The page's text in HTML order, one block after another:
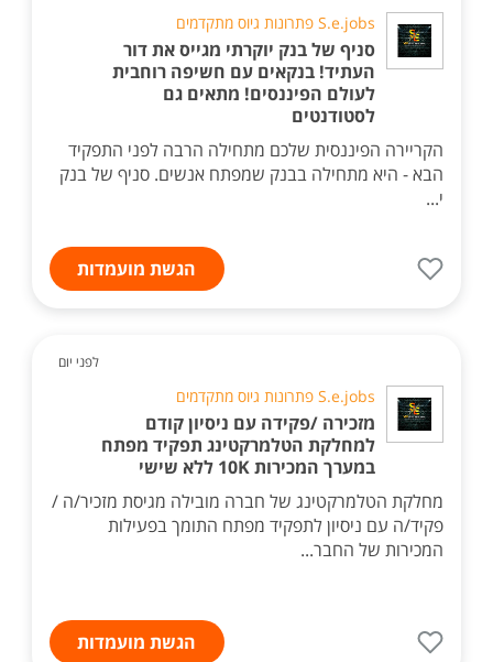
S.e.jobs פתרונות גיוס מתקדמים
סניף של בנק יוקרתי מגייס את דור
העתיד! בנקאים עם חשיפה רוחבית
לעולם הפיננסים! מתאים גם
לסטודנטים
הקריירה הפיננסית שלכם מתחילה הרבה לפני התפקיד
הבא - היא מתחילה בבנק שמפתח אנשים. סניף של בנק
י...
הגשת מועמדות
לפני יום
S.e.jobs פתרונות גיוס מתקדמים
מזכירה /פקידה עם ניסיון קודם
למחלקת הטלמרקטינג תפקיד מפתח
במערך המכירות 10K ללא שישי
מחלקת הטלמרקטינג של חברה מובילה מגיסת מזכיר/ה /
פקיד/ה עם ניסיון לתפקיד מפתח התומך בפעילות
המכירות של החבר...
הגשת מועמדות